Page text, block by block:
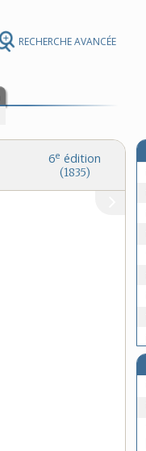
RECHERCHE AVANCÉE
6e édition
(1835)